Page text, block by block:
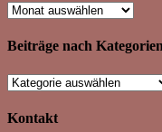
Beiträge
Monat
Beiträge nach Kategorien
Beiträge
Kategorien
Kontakt